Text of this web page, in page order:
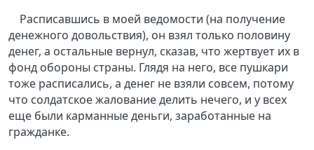
Расписавшись в моей ведомости (на получение
денежного довольствия), он взял только половину
денег, а остальные вернул, сказав, что жертвует их в
фонд обороны страны. Глядя на него, все пушкари
тоже расписались, а денег не взяли совсем, потому
что солдатское жалование делить нечего, и у всех
еще были карманные деньги, заработанные на
гражданке.